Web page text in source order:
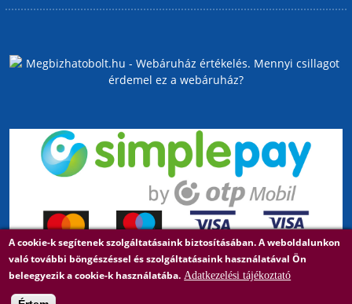
A cookie-k segítenek szolgáltatásaink biztosításában. A weboldalunkon
való további böngészéssel és szolgáltatásaink használatával Ön
beleegyezik a cookie-k használatába. Adatkezelési tájékoztató